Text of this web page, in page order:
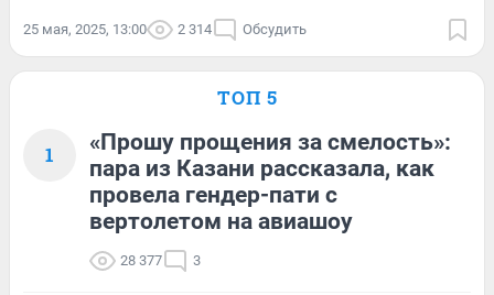
25 мая, 2025, 13:00 2 314 Обсудить
ТОП 5
1
«Прошу прощения за смелость»:
пара из Казани рассказала, как
провела гендер-пати с
вертолетом на авиашоу
28 377 3